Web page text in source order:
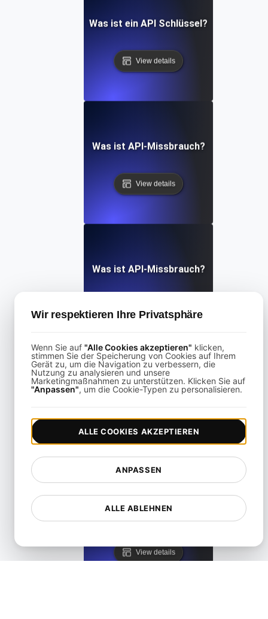
Was ist ein API Schlüssel?
View details
Was ist API-Missbrauch?
View details
Was ist API-Missbrauch?
Was ist API-Zugang?
View details
Was ist API Caching?
View details
Wir respektieren Ihre Privatsphäre
Wenn Sie auf "Alle Cookies akzeptieren" klicken,
stimmen Sie der Speicherung von Cookies auf Ihrem
Gerät zu, um die Navigation zu verbessern, die
Nutzung zu analysieren und unsere
Marketingmaßnahmen zu unterstützen. Klicken Sie auf
"Anpassen", um die Cookie-Typen zu personalisieren.
ALLE ABLEHNEN
ANPASSEN
ALLE COOKIES AKZEPTIEREN